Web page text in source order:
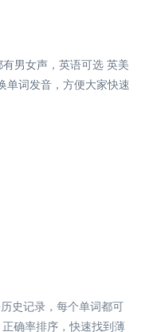
男女声，英语可选 英美
词发音，方便大家快速
史记录，每个单词都可
确率排序，快速找到薄